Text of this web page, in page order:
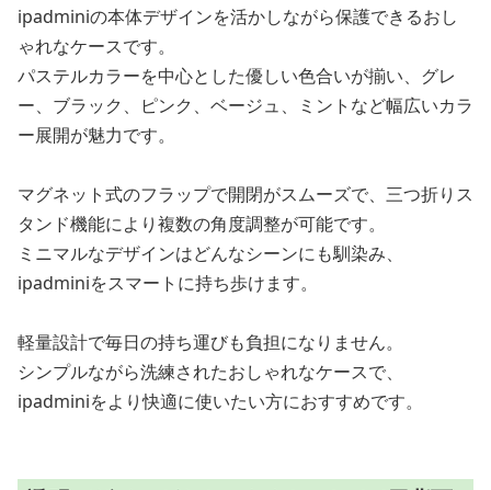
ipadminiの本体デザインを活かしながら保護できるおし
ゃれなケースです。
パステルカラーを中心とした優しい色合いが揃い、グレ
ー、ブラック、ピンク、ベージュ、ミントなど幅広いカラ
ー展開が魅力です。
マグネット式のフラップで開閉がスムーズで、三つ折りス
タンド機能により複数の角度調整が可能です。
ミニマルなデザインはどんなシーンにも馴染み、
ipadminiをスマートに持ち歩けます。
軽量設計で毎日の持ち運びも負担になりません。
シンプルながら洗練されたおしゃれなケースで、
ipadminiをより快適に使いたい方におすすめです。